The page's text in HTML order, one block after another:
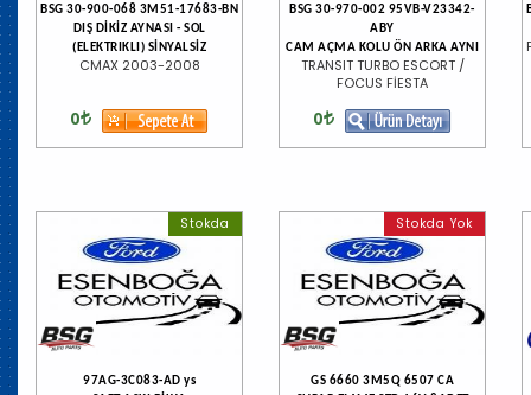
BSG 30-900-068 3M51-17683-BN
DIŞ DİKİZ AYNASI - SOL
(ELEKTRIKLI) SİNYALSİZ
CMAX 2003-2008
0
BSG 30-970-002 95VB-V23342-
ABY
CAM AÇMA KOLU ÖN ARKA AYNI
TRANSIT TURBO ESCORT /
FOCUS FİESTA
0
Stokda
97AG-3C083-AD ys
Stokda Yok
GS 6660 3M5Q 6507 CA